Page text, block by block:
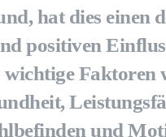
hat dies einen
positiven
wichtige Faktoren
und